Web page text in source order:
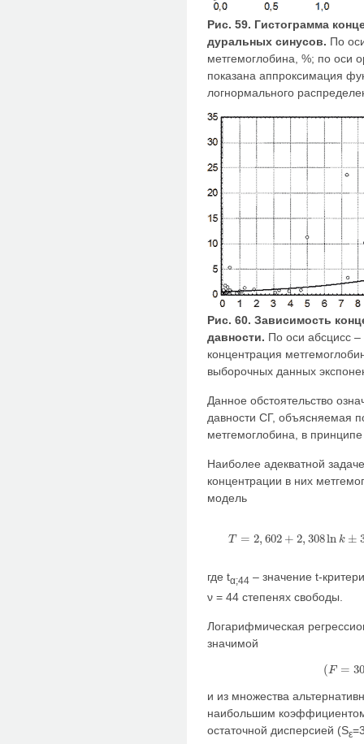
Рис. 59. Гистограмма
дуральных синусов. По
метгемоглобина, %; по оси
показана аппроксимация
логнормального
Рис. 60. Зависимость
давности. По оси абсцисс –
концентрация
выборочных данных
Данное обстоятельство
давности СГ, объясняемая
метгемоглобина, в
Наиболее адекватной
концентрации в них
модель
T = 2, 602 + 2, 308ln k ±
T=2 602+ 2,308lnk ±3
где tα;44 – значение t-
ν = 44 степенях свободы.
Логарифмическая
значимой
(F =
(F =
и из множества
наибольшим
остаточной дисперсией (Sε